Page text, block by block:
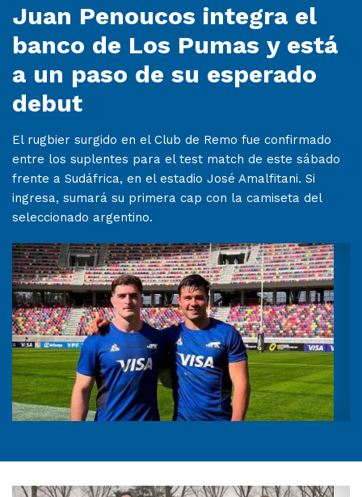
Juan Penoucos integra el
banco de Los Pumas y está
a un paso de su esperado
debut
El rugbier surgido en el Club de Remo fue confirmado
entre los suplentes para el test match de este sábado
frente a Sudáfrica, en el estadio José Amalfitani. Si
ingresa, sumará su primera cap con la camiseta del
seleccionado argentino.